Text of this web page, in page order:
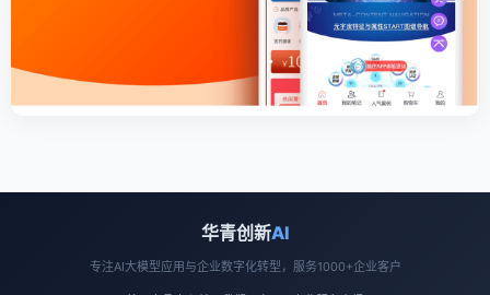
华青创新AI
专注AI大模型应用与企业数字化转型，服务1000+企业客户